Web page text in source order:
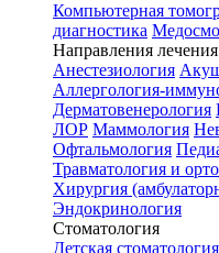
Компьютерная
диагностика
Направления лечения
Анестезиология
Аллергология-
Дерматовенерология
ЛОР Маммология
Офтальмология
Травматология и
Хирургия
Эндокринология
Стоматология
Детская стоматология